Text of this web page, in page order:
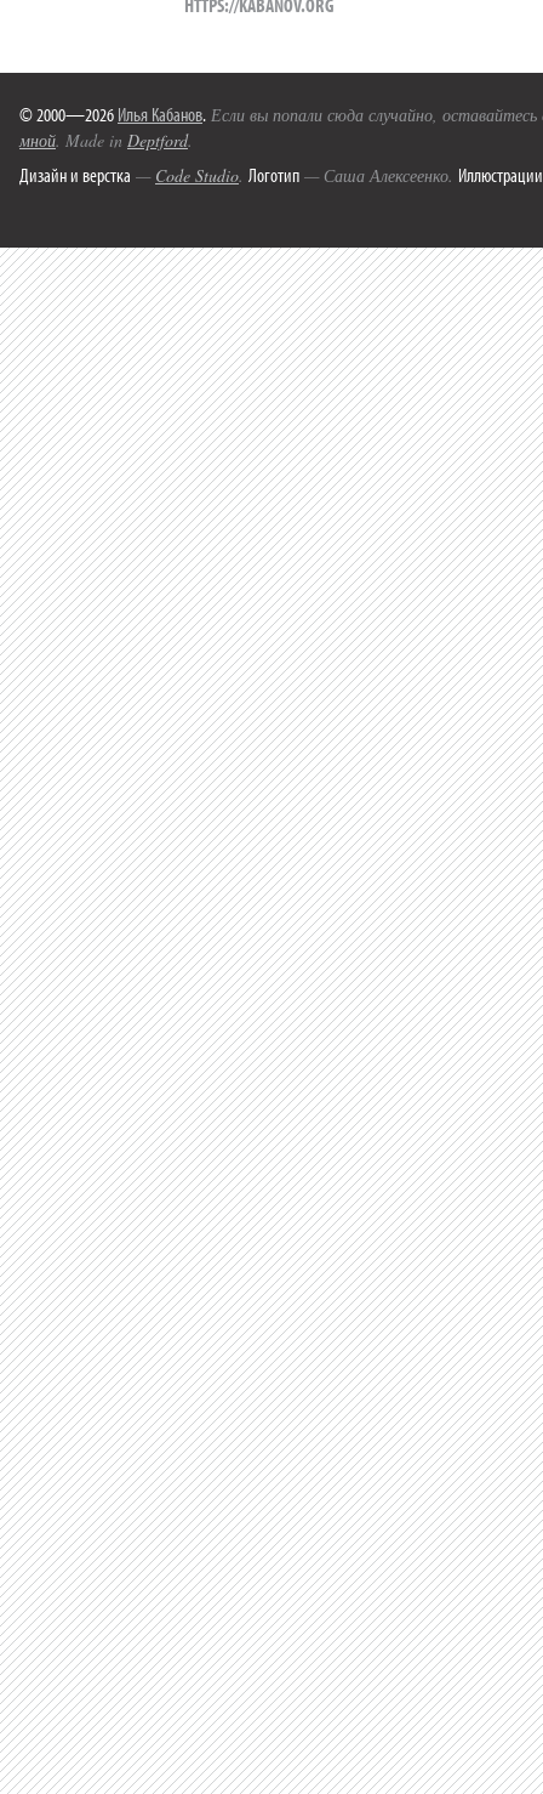
© 2000—2026 Илья Кабанов. Если вы попали сюда случайно,
мной. Made in Deptford.
Дизайн и верстка — Code Studio. Логотип — Саша Алексеенко. Иллюстрации